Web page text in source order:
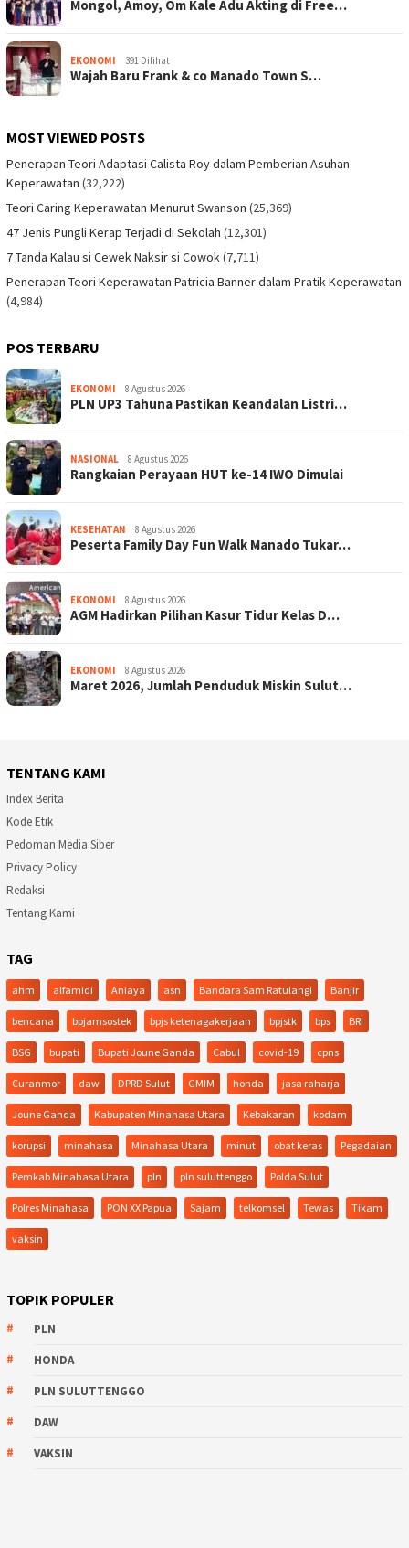
Mongol, Amoy, Om Kale Adu Akting di Free…
EKONOMI 391 Dilihat
Wajah Baru Frank & co Manado Town S…
MOST VIEWED POSTS
Penerapan Teori Adaptasi Calista Roy dalam Pemberian Asuhan
Keperawatan (32,222)
Teori Caring Keperawatan Menurut Swanson (25,369)
47 Jenis Pungli Kerap Terjadi di Sekolah (12,301)
7 Tanda Kalau si Cewek Naksir si Cowok(7,711)
Penerapan Teori Keperawatan Patricia Banner dalam Pratik Keperawatan
(4,984)
POS TERBARU
EKONOMI 8 Agustus 2026
PLN UP3 Tahuna Pastikan Keandalan Listri…
NASIONAL 8 Agustus 2026
Rangkaian Perayaan HUT ke-14 IWO Dimulai
KESEHATAN 8 Agustus 2026
Peserta Family Day Fun Walk Manado Tukar…
EKONOMI 8 Agustus 2026
AGM Hadirkan Pilihan Kasur Tidur Kelas D…
EKONOMI 8 Agustus 2026
Maret 2026, Jumlah Penduduk Miskin Sulut…
TENTANG KAMI
Index Berita
Kode Etik
Pedoman Media Siber
Privacy Policy
Redaksi
Tentang Kami
TAG
ahm alfamidi Aniaya asn Bandara Sam Ratulangi Banjir
bencana bpjamsostek bpjs ketenagakerjaan bpjstk bps BRI
BSG bupati Bupati Joune Ganda Cabul covid-19 cpns
Curanmor daw DPRD Sulut GMIM honda jasa raharja
Joune Ganda Kabupaten Minahasa Utara Kebakaran kodam
korupsi minahasa Minahasa Utara minut obat keras Pegadaian
Pemkab Minahasa Utara pln pln suluttenggo Polda Sulut
Polres Minahasa PON XX Papua Sajam telkomsel Tewas Tikam
vaksin
TOPIK POPULER
PLN
HONDA
PLN SULUTTENGGO
DAW
VAKSIN